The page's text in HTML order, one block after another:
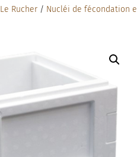
Le Rucher / Nucléi de fécondation